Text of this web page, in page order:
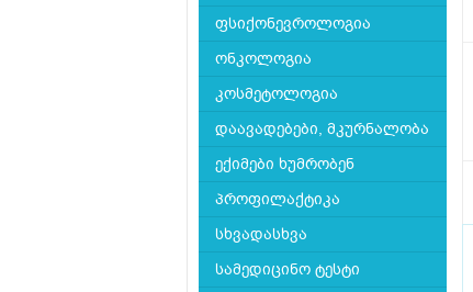
ფსიქონევროლოგია
ონკოლოგია
კოსმეტოლოგია
დაავადებები, მკურნალობა
ექიმები ხუმრობენ
პროფილაქტიკა
სხვადასხვა
სამედიცინო ტესტი